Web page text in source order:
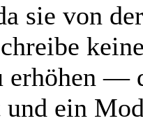
sie von
erhöhen —
und ein